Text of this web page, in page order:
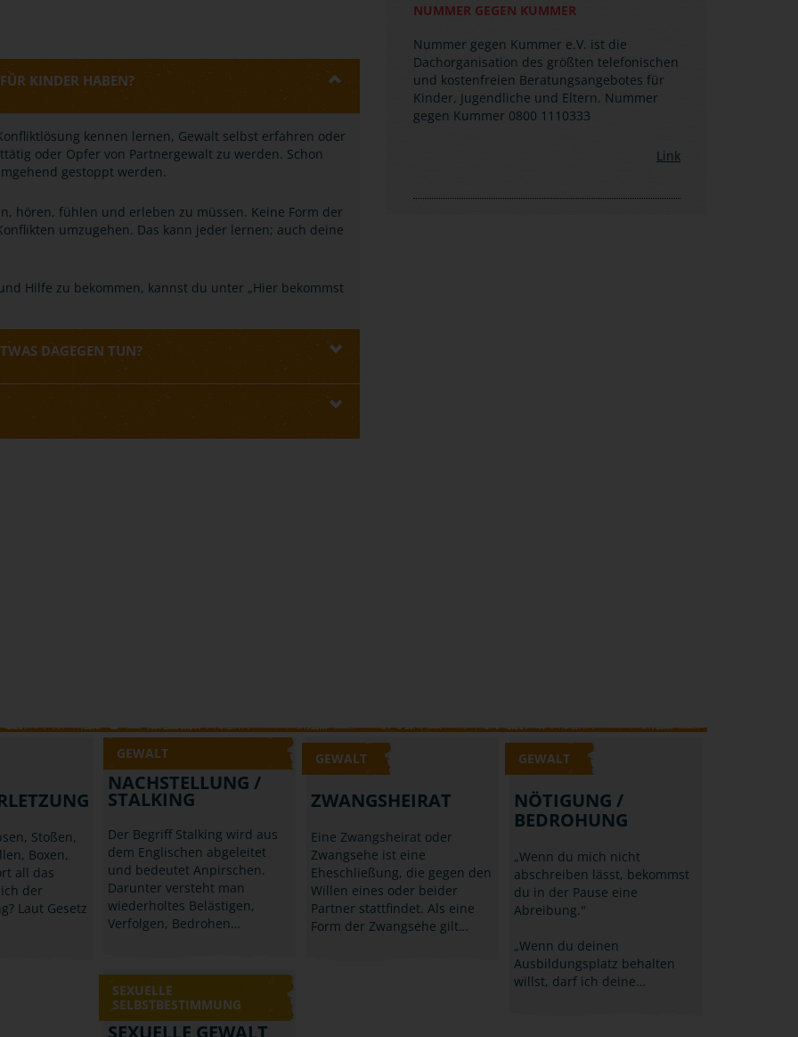
KINDER HABEN?
kennen lernen, Gewalt selbst erfahren oder
oder Opfer von Partnergewalt zu werden. Schon
gestoppt werden.
hören, fühlen und erleben zu müssen. Keine Form der
umzugehen. Das kann jeder lernen; auch deine
Hilfe zu bekommen, kannst du unter „Hier bekommst
DAGEGEN TUN?
NUMMER GEGEN KUMMER
Nummer gegen Kummer e.V. ist die
Dachorganisation des größten telefonischen
und kostenfreien Beratungsangebotes für
Kinder, Jugendliche und Eltern. Nummer
gegen Kummer 0800 1110333
Link
Stoßen,
Boxen,
all das
der
Laut Gesetz
GEWALT
NACHSTELLUNG /
STALKING
Der Begriff Stalking wird aus
dem Englischen abgeleitet
und bedeutet Anpirschen.
Darunter versteht man
wiederholtes Belästigen,
Verfolgen, Bedrohen…
GEWALT
ZWANGSHEIRAT
Eine Zwangsheirat oder
Zwangsehe ist eine
Eheschließung, die gegen den
Willen eines oder beider
Partner stattfindet. Als eine
Form der Zwangsehe gilt…
GEWALT
NÖTIGUNG /
BEDROHUNG
„Wenn du mich nicht
abschreiben lässt, bekommst
du in der Pause eine
Abreibung."
„Wenn du deinen
Ausbildungsplatz behalten
willst, darf ich deine…
SEXUELLE
SELBSTBESTIMMUNG
SEXUELLE GEWALT